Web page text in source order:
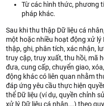
Từ các hình thức, phương
pháp khác.
Sau khi thu thập Dữ liệu cá
một hoặc nhiều hoạt động xử
thập, ghi, phân tích, xác nhận,
truy cập, truy xuất, thu hồi, mã
đưa, cung cấp, chuyển giao,
động khác có liên quan nhằm
đáp ứng yêu cầu thực hiện
thể Dữ liệu (ví dụ, quyền chỉnh
xử lý Dữ liệu cá nhân,…) theo